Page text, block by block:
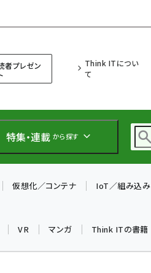
者プレゼン
Think ITについ
て
特集・連載 から探す
仮想化／コンテナ IoT／組み込み
VR マンガ Think ITの書籍